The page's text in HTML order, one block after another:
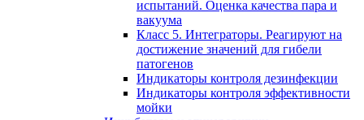
испытаний. Оценка качества пара и
вакуума
Класс 5. Интеграторы. Реагируют на
достижение значений для гибели
патогенов
Индикаторы контроля дезинфекции
Индикаторы контроля эффективности
мойки